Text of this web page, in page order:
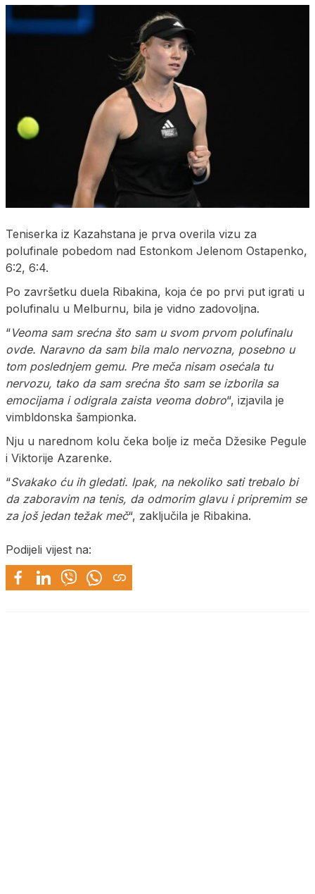
Teniserka iz Kazahstana je prva overila vizu za
polufinale pobedom nad Estonkom Jelenom Ostapenko,
6:2, 6:4.
Po završetku duela Ribakina, koja će po prvi put igrati u
polufinalu u Melburnu, bila je vidno zadovoljna.
“Veoma sam srećna što sam u svom prvom polufinalu
ovde. Naravno da sam bila malo nervozna, posebno u
tom poslednjem gemu. Pre meča nisam osećala tu
nervozu, tako da sam srećna što sam se izborila sa
emocijama i odigrala zaista veoma dobro“, izjavila je
vimbldonska šampionka.
Nju u narednom kolu čeka bolje iz meča Džesike Pegule
i Viktorije Azarenke.
“Svakako ću ih gledati. Ipak, na nekoliko sati trebalo bi
da zaboravim na tenis, da odmorim glavu i pripremim se
za još jedan težak meč“, zaključila je Ribakina.
Podijeli vijest na: